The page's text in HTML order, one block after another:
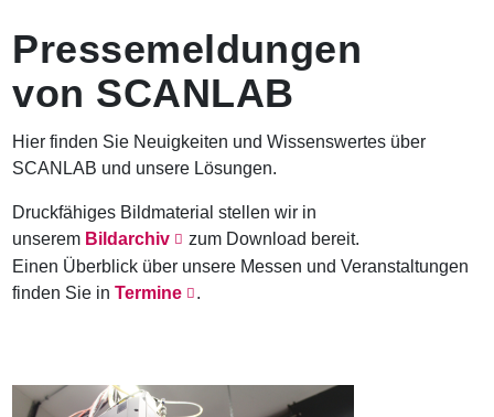
a
v
i
g
a
t
i
n
Pressemeldungen
von SCANLAB
Hier finden Sie Neuigkeiten und Wissenswertes über
SCANLAB und unsere Lösungen.
Druckfähiges Bildmaterial stellen wir in
unserem Bildarchiv
zum Download bereit.
Einen Überblick über unsere Messen und Veranstaltungen
finden Sie inTermine .